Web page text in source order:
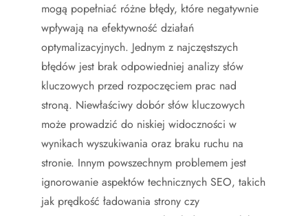
mogą popełniać różne błędy, które negatywnie
wpływają na efektywność działań
optymalizacyjnych. Jednym z najczęstszych
błędów jest brak odpowiedniej analizy słów
kluczowych przed rozpoczęciem prac nad
stroną. Niewłaściwy dobór słów kluczowych
może prowadzić do niskiej widoczności w
wynikach wyszukiwania oraz braku ruchu na
stronie. Innym powszechnym problemem jest
ignorowanie aspektów technicznych SEO, takich
jak prędkość ładowania strony czy